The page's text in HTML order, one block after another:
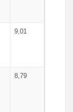
9,01
8,79